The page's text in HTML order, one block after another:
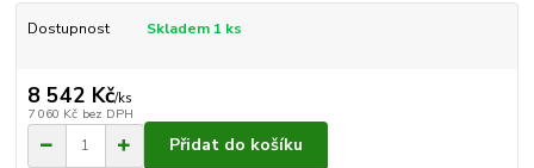
Dostupnost Skladem 1 ks
8 542 Kč/ks
7 060 Kč bez DPH
Přidat do košíku